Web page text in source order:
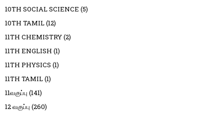
10TH SOCIAL SCIENCE (5)
10TH TAMIL(12)
11TH CHEMISTRY(2)
11TH ENGLISH (1)
11TH PHYSICS (1)
11TH TAMIL(1)
11வகுப்பு (141)
12 வகுப்பு (260)